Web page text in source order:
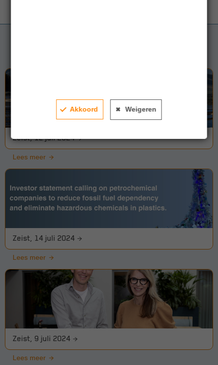
Akkoord Weigeren
Zeist, 12 juli 2024
Lees meer
Zeist, 14 juli 2024
Lees meer
Zeist, 9 juli 2024
Lees meer